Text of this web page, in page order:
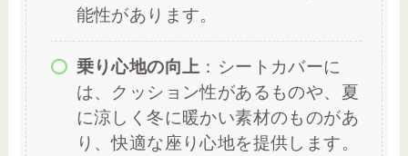
能性があります。
乗り心地の向上 ：シートカバーに
は、クッション性があるものや、夏
に涼しく冬に暖かい素材のものがあ
り、快適な座り心地を提供します。